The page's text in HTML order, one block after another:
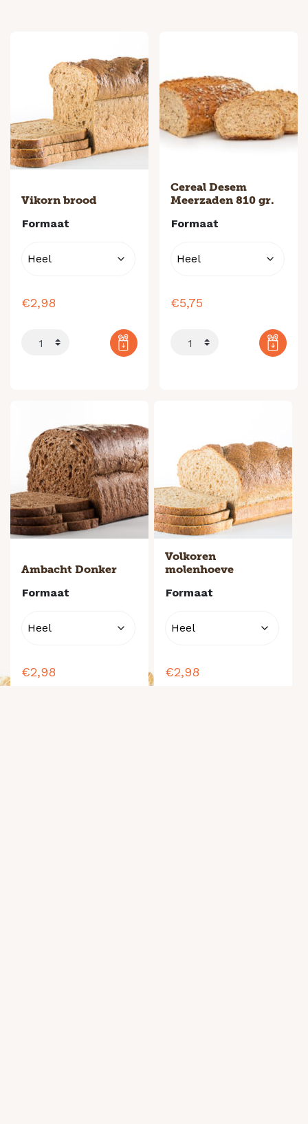
Vikorn brood
Formaat
€2,98
Cereal Desem
Meerzaden 810 gr.
Formaat
€5,75
Ambacht Donker
Formaat
€2,98
Volkoren
molenhoeve
Formaat
€2,98